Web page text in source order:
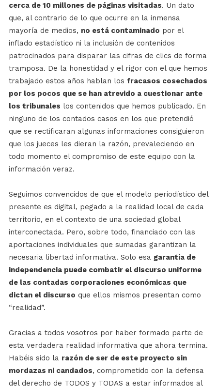
cerca de 10 millones de páginas visitadas. Un dato
que, al contrario de lo que ocurre en la inmensa
mayoría de medios, no está contaminado por el
inflado estadístico ni la inclusión de contenidos
patrocinados para disparar las cifras de clics de forma
tramposa. De la honestidad y el rigor con el que hemos
trabajado estos años hablan los fracasos cosechados
por los pocos que se han atrevido a cuestionar ante
los tribunales los contenidos que hemos publicado. En
ninguno de los contados casos en los que pretendió
que se rectificaran algunas informaciones consiguieron
que los jueces les dieran la razón, prevaleciendo en
todo momento el compromiso de este equipo con la
información veraz.
Seguimos convencidos de que el modelo periodístico del
presente es digital, pegado a la realidad local de cada
territorio, en el contexto de una sociedad global
interconectada. Pero, sobre todo, financiado con las
aportaciones individuales que sumadas garantizan la
necesaria libertad informativa. Solo esa garantía de
independencia puede combatir el discurso uniforme
de las contadas corporaciones económicas que
dictan el discurso que ellos mismos presentan como
“realidad”.
Gracias a todos vosotros por haber formado parte de
esta verdadera realidad informativa que ahora termina.
Habéis sido la razón de ser de este proyecto sin
mordazas ni candados, comprometido con la defensa
del derecho de TODOS y TODAS a estar informados al